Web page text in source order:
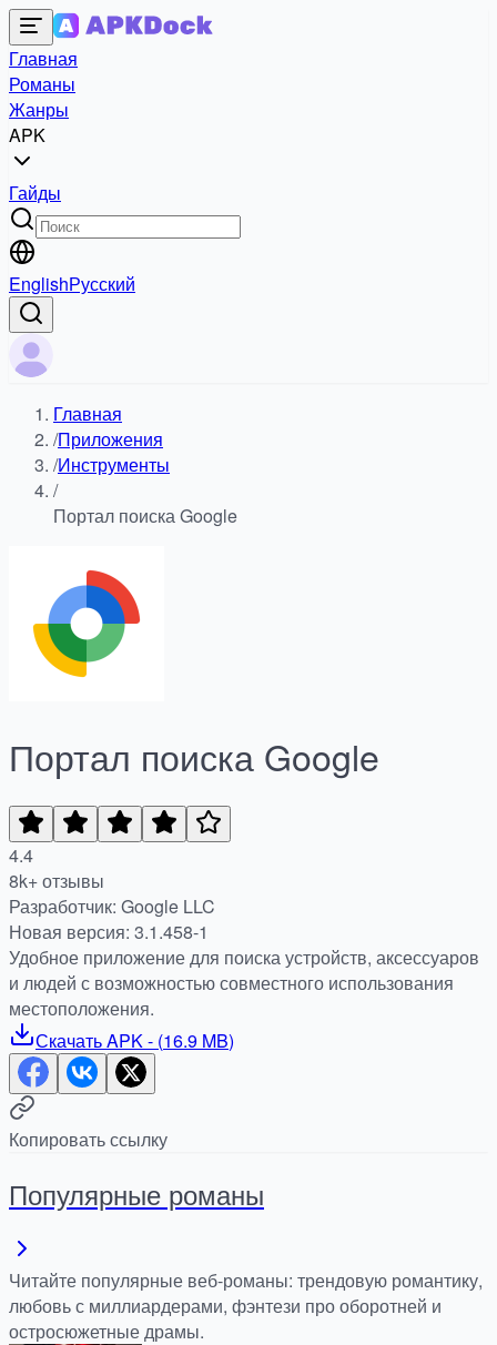
Главная
Романы
Жанры
APK
Гайды
EnglishРусский
Главная
/Приложения
/Инструменты
/
Портал поиска Google
Портал поиска Google
4.4
8k+ отзывы
Разработчик: Google LLC
Новая версия: 3.1.458-1
Удобное приложение для поиска устройств, аксессуаров
и людей с возможностью совместного использования
местоположения.
СкачатьAPK- (16.9 MB)
Копировать ссылку
Популярные романы
Читайте популярные веб-романы: трендовую романтику,
любовь с миллиардерами, фэнтези про оборотней и
остросюжетные драмы.